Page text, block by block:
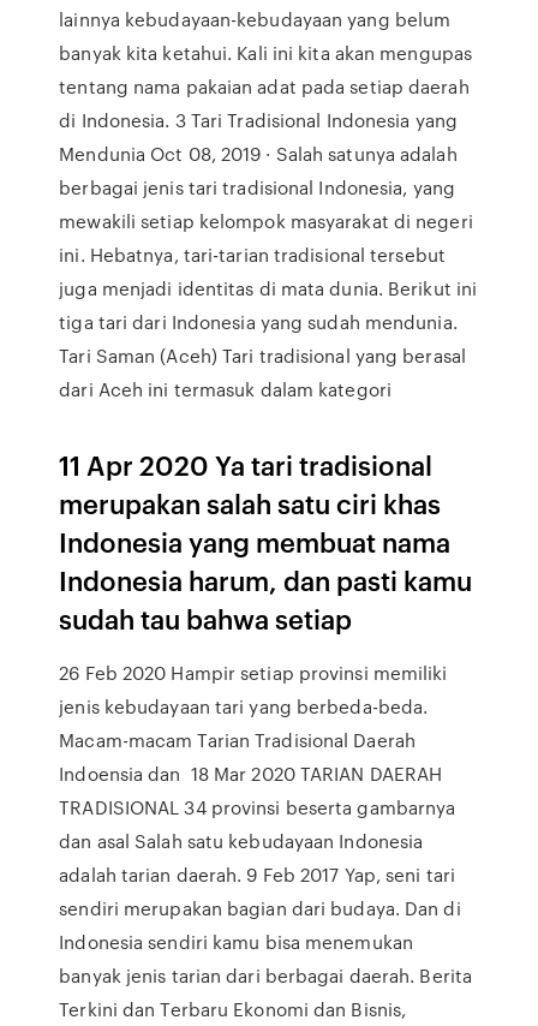
lainnya kebudayaan-kebudayaan yang belum
banyak kita ketahui. Kali ini kita akan mengupas
tentang nama pakaian adat pada setiap daerah
di Indonesia. 3 Tari Tradisional Indonesia yang
Mendunia Oct 08, 2019 · Salah satunya adalah
berbagai jenis tari tradisional Indonesia, yang
mewakili setiap kelompok masyarakat di negeri
ini. Hebatnya, tari-tarian tradisional tersebut
juga menjadi identitas di mata dunia. Berikut ini
tiga tari dari Indonesia yang sudah mendunia.
Tari Saman (Aceh) Tari tradisional yang berasal
dari Aceh ini termasuk dalam kategori
11 Apr 2020 Ya tari tradisional
merupakan salah satu ciri khas
Indonesia yang membuat nama
Indonesia harum, dan pasti kamu
sudah tau bahwa setiap
26 Feb 2020 Hampir setiap provinsi memiliki
jenis kebudayaan tari yang berbeda-beda.
Macam-macam Tarian Tradisional Daerah
Indoensia dan 18 Mar 2020 TARIAN DAERAH
TRADISIONAL 34 provinsi beserta gambarnya
dan asal Salah satu kebudayaan Indonesia
adalah tarian daerah. 9 Feb 2017 Yap, seni tari
sendiri merupakan bagian dari budaya. Dan di
Indonesia sendiri kamu bisa menemukan
banyak jenis tarian dari berbagai daerah. Berita
Terkini dan Terbaru Ekonomi dan Bisnis,